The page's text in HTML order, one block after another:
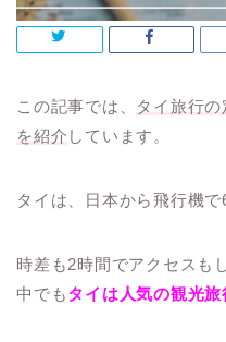
この記事では、 タイ旅行
を紹介 しています。
タイは、日本から飛行機で
時差も2時間でアクセスも
中でもタイは人気の観光旅